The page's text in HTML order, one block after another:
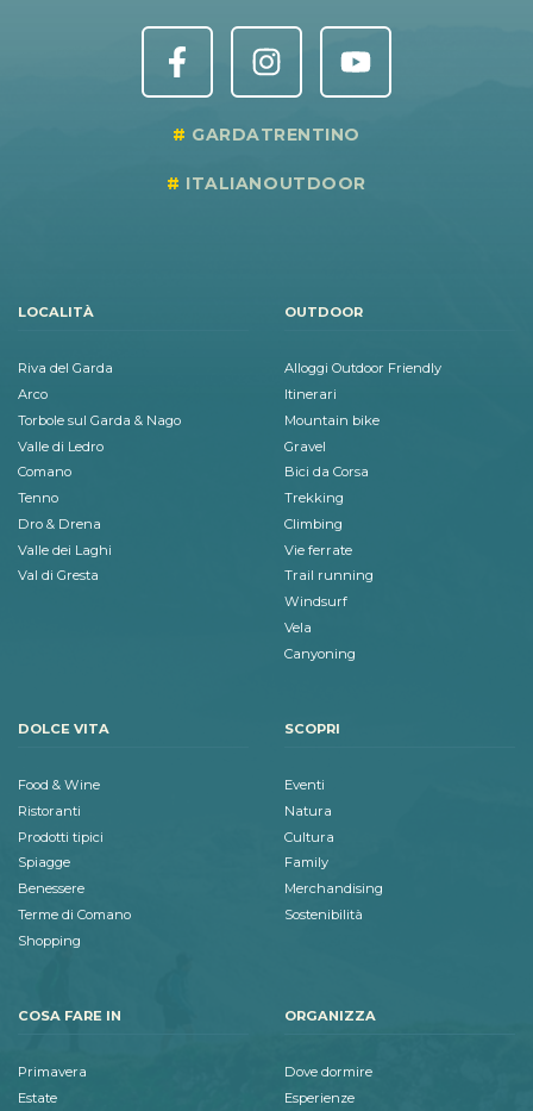
GARDATRENTINO
ITALIANOUTDOOR
LOCALITÀ
Riva del Garda
Arco
Torbole sul Garda & Nago
Valle di Ledro
Comano
Tenno
Dro & Drena
Valle dei Laghi
Val di Gresta
OUTDOOR
Alloggi Outdoor Friendly
Itinerari
Mountain bike
Gravel
Bici da Corsa
Trekking
Climbing
Vie ferrate
Trail running
Windsurf
Vela
Canyoning
DOLCE VITA
Food & Wine
Ristoranti
Prodotti tipici
Spiagge
Benessere
Terme di Comano
Shopping
SCOPRI
Eventi
Natura
Cultura
Family
Merchandising
Sostenibilità
COSA FARE IN
Primavera
Estate
ORGANIZZA
Dove dormire
Esperienze